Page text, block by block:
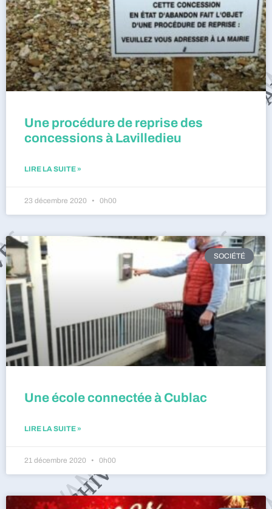
Une procédure de reprise des
concessions à Lavilledieu
LIRE LA SUITE »
23 décembre 2020 0h00
SOCIÉTÉ
Une école connectée à Cublac
LIRE LA SUITE »
21 décembre 2020 0h00